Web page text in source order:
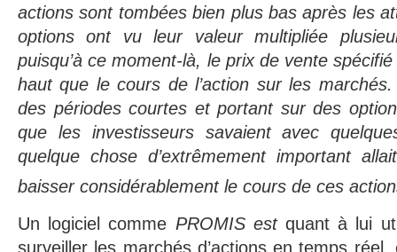
actions sont tombées bien plus bas après les
options ont vu leur valeur multipliée
puisqu’à ce moment-là, le prix de vente
haut que le cours de l’action sur les
des périodes courtes et portant sur des
que les investisseurs savaient avec
quelque chose d’extrêmement important
baisser considérablement le cours de ces
Un logiciel comme PROMIS estquant à lui
surveiller les marchés d’actions en temps